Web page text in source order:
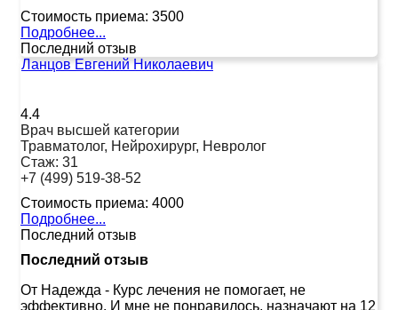
Стоимость приема: 3500
Подробнее...
Последний отзыв
Ланцов Евгений Николаевич
4.4
Врач высшей категории
Травматолог, Нейрохирург, Невролог
Стаж: 31
+7 (499) 519-38-52
Стоимость приема: 4000
Подробнее...
Последний отзыв
Последний отзыв
От Надежда - Курс лечения не помогает, не
эффективно. И мне не понравилось, назначают на 12